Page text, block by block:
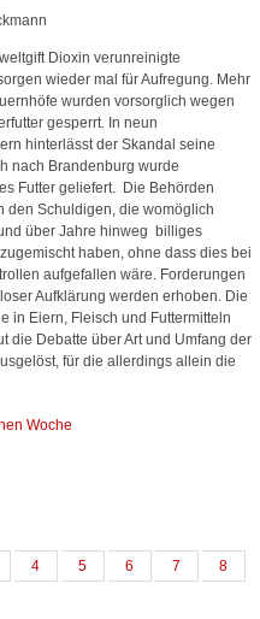
Dioxin verunreinigte
wieder mal für Aufregung. Mehr
wurden vorsorglich wegen
gesperrt. In neun
hinterlässt der Skandal seine
nach Brandenburg wurde
Futter geliefert. Die Behörden
den Schuldigen, die womöglich
über Jahre hinweg billiges
haben, ohne dass dies bei
aufgefallen wäre. Forderungen
Aufklärung werden erhoben. Die
in Eiern, Fleisch und Futtermitteln
die Debatte über Art und Umfang der
für die allerdings allein die
Woche
4 5 6 7
8